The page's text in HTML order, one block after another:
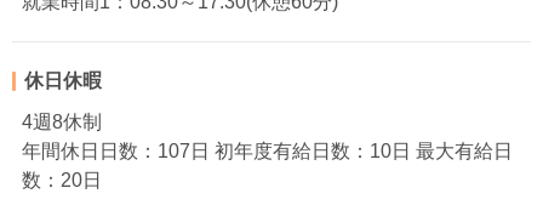
休日休暇
4週8休制
年間休日日数：107日 初年度有給日数：10日 最大有給日
数：20日